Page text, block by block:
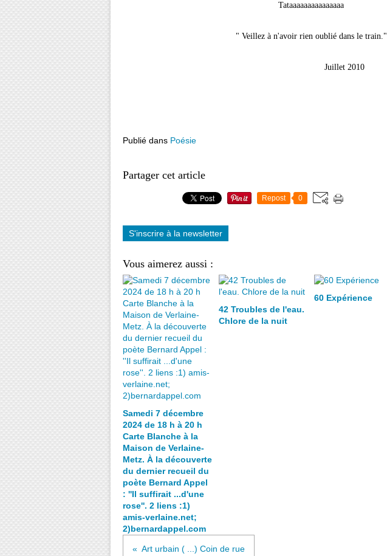
Tataaaaaaaaaaaaaaa
" Veillez à n'avoir rien oublié dans le train."
Juillet 2010
Publié dans Poésie
Partager cet article
Repost 0
S'inscrire à la newsletter
Vous aimerez aussi :
Samedi 7 décembre
2024 de 18 h à 20 h
Carte Blanche à la
Maison de Verlaine-
Metz. À la découverte
du dernier recueil du
poète Bernard Appel
: ''Il suffirait ...d'une
rose''. 2 liens :1)
amis-verlaine.net;
2)bernardappel.com
42 Troubles de l'eau.
Chlore de la nuit
60 Expérience
Art urbain ( ...) Coin de rue